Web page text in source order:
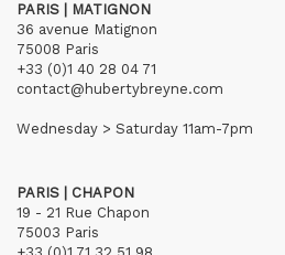
PARIS | MATIGNON
36 avenue Matignon
75008 Paris
+33 (0)1 40 28 04 71
contact@hubertybreyne.com
Wednesday > Saturday 11am-7pm
PARIS | CHAPON
19 - 21 Rue Chapon
75003 Paris